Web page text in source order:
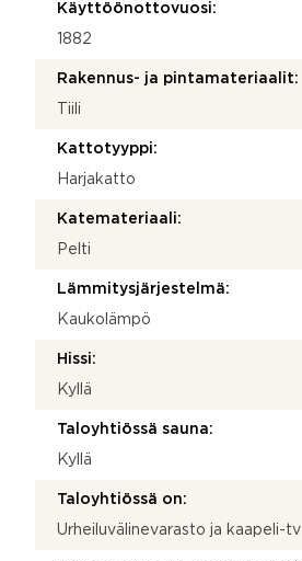
Käyttöönottovuosi:
1882
Rakennus- ja pintamateriaalit:
Tiili
Kattotyyppi:
Harjakatto
Katemateriaali:
Pelti
Lämmitysjärjestelmä:
Kaukolämpö
Hissi:
Kyllä
Taloyhtiössä sauna:
Kyllä
Taloyhtiössä on:
Urheiluvälinevarasto ja kaapeli-tv